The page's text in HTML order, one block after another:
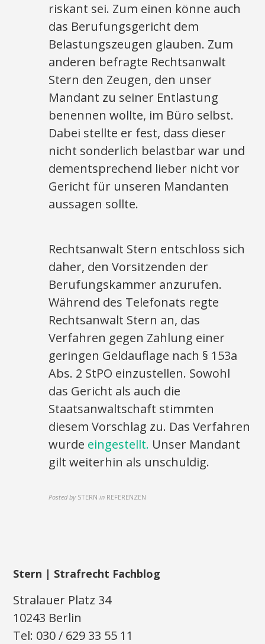
riskant sei. Zum einen könne auch
das Berufungsgericht dem
Belastungszeugen glauben. Zum
anderen befragte Rechtsanwalt
Stern den Zeugen, den unser
Mandant zu seiner Entlastung
benennen wollte, im Büro selbst.
Dabei stellte er fest, dass dieser
nicht sonderlich belastbar war und
dementsprechend lieber nicht vor
Gericht für unseren Mandanten
aussagen sollte.
Rechtsanwalt Stern entschloss sich
daher, den Vorsitzenden der
Berufungskammer anzurufen.
Während des Telefonats regte
Rechtsanwalt Stern an, das
Verfahren gegen Zahlung einer
geringen Geldauflage nach § 153a
Abs. 2 StPO einzustellen. Sowohl
das Gericht als auch die
Staatsanwaltschaft stimmten
diesem Vorschlag zu. Das Verfahren
wurde eingestellt. Unser Mandant
gilt weiterhin als unschuldig.
Posted by STERN in REFERENZEN
Stern | Strafrecht Fachblog
Stralauer Platz 34
10243 Berlin
Tel: 030 / 629 33 55 11